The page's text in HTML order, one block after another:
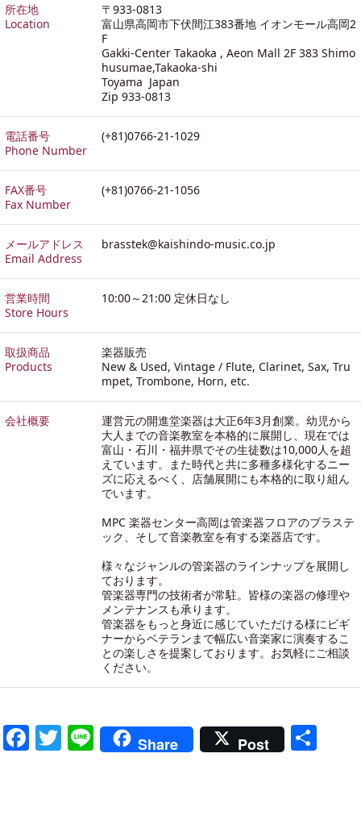
所在地
Location
〒933-0813
富山県高岡市下伏間江383番地 イオンモール高岡2
F
Gakki-Center Takaoka , Aeon Mall 2F 383 Shimo
husumae,Takaoka-shi
Toyama Japan
Zip 933-0813
電話番号
Phone Number
(+81)0766-21-1029
FAX番号
Fax Number
(+81)0766-21-1056
メールアドレス
Email Address
brasstek@kaishindo-music.co.jp
営業時間
Store Hours
10:00～21:00 定休日なし
取扱商品
Products
楽器販売
New & Used, Vintage / Flute, Clarinet, Sax, Tru
mpet, Trombone, Horn, etc.
会社概要
運営元の開進堂楽器は大正6年3月創業。幼児から
大人までの音楽教室を本格的に展開し、現在では
富山・石川・福井県でその生徒数は10,000人を超
えています。また時代と共に多種多様化するニー
ズに応えるべく、店舗展開にも本格的に取り組ん
でいます。
MPC 楽器センター高岡は管楽器フロアのブラステ
ック、そして音楽教室を有する楽器店です。
様々なジャンルの管楽器のラインナップを展開し
ております。
管楽器専門の技術者が常駐。皆様の楽器の修理や
メンテナンスも承ります。
管楽器をもっと身近に感じていただける様にビギ
ナーからベテランまで幅広い音楽家に演奏するこ
との楽しさを提案しております。お気軽にご相談
ください。
Facebook
Twitter
LineShare Post